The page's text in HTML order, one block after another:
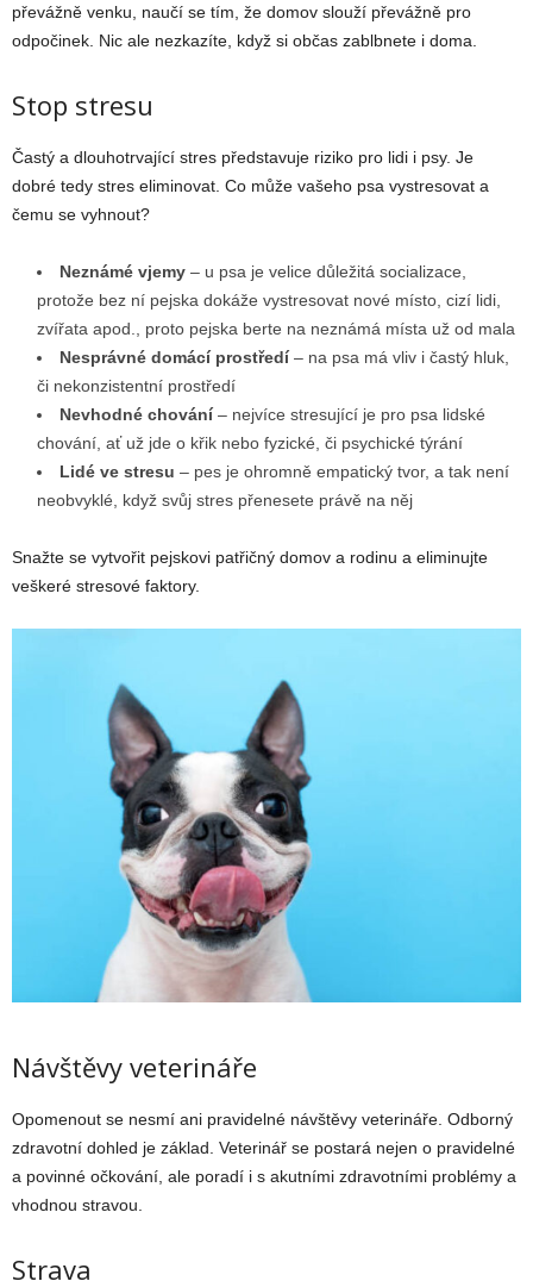
převážně venku, naučí se tím, že domov slouží převážně pro
odpočinek. Nic ale nezkazíte, když si občas zablbnete i doma.
Stop stresu
Častý a dlouhotrvající stres představuje riziko pro lidi i psy. Je
dobré tedy stres eliminovat. Co může vašeho psa vystresovat a
čemu se vyhnout?
Neznámé vjemy – u psa je velice důležitá socializace,
protože bez ní pejska dokáže vystresovat nové místo, cizí lidi,
zvířata apod., proto pejska berte na neznámá místa už od mala
Nesprávné domácí prostředí– na psa má vliv i častý hluk,
či nekonzistentní prostředí
Nevhodné chování– nejvíce stresující je pro psa lidské
chování, ať už jde o křik nebo fyzické, či psychické týrání
Lidé ve stresu – pes je ohromně empatický tvor, a tak není
neobvyklé, když svůj stres přenesete právě na něj
Snažte se vytvořit pejskovi patřičný domov a rodinu a eliminujte
veškeré stresové faktory.
Návštěvy veterináře
Opomenout se nesmí ani pravidelné návštěvy veterináře. Odborný
zdravotní dohled je základ. Veterinář se postará nejen o pravidelné
a povinné očkování, ale poradí i s akutními zdravotními problémy a
vhodnou stravou.
Strava